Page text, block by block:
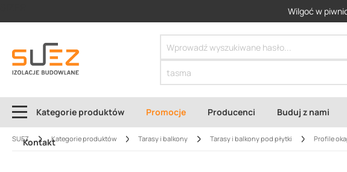
Wilgoć w
Kategorie produktów Promocje Producenci Buduj z nami
Kontakt
SUEZ Kategorie produktów Tarasy i balkony Tarasy i balkony pod płytki Profile